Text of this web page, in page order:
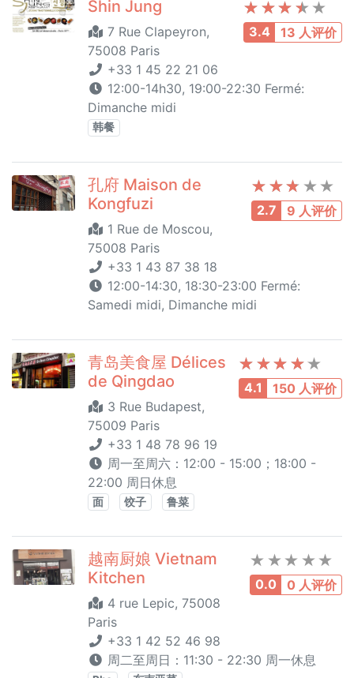
3.4 13 人评价
Shin Jung
7 Rue Clapeyron,
75008 Paris
+33 1 45 22 21 06
12:00-14h30, 19:00-22:30 Fermé:
Dimanche midi
韩餐
2.7 9 人评价
孔府 Maison de
Kongfuzi
1 Rue de Moscou,
75008 Paris
+33 1 43 87 38 18
12:00-14:30, 18:30-23:00 Fermé:
Samedi midi, Dimanche midi
4.1 150 人评价
青岛美食屋 Délices
de Qingdao
3 Rue Budapest,
75009 Paris
+33 1 48 78 96 19
周一至周六：12:00 - 15:00；18:00 -
22:00 周日休息
面 饺子 鲁菜
0.0 0 人评价
越南厨娘 Vietnam
Kitchen
4 rue Lepic, 75008
Paris
+33 1 42 52 46 98
周二至周日：11:30 - 22:30 周一休息